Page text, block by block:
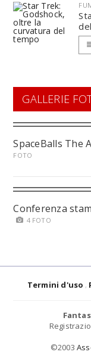
GALLERIE
SpaceBalls The
FOTO
Conferenza
4 FOTO
Termini d'uso
©2003